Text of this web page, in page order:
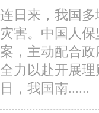
连日来，我国
灾害。中国人
案，主动配合
全力以赴开展
日，我国南......